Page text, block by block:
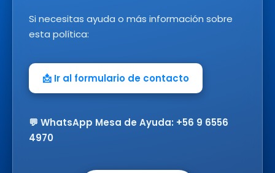
Si necesitas ayuda o más información sobre
esta política:
📩 Ir al formulario de contacto
💬 WhatsApp Mesa de Ayuda: +56 9 6556
4970